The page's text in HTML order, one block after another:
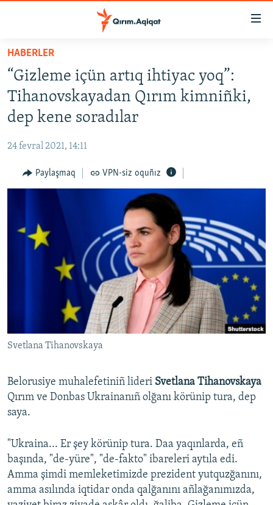
Esas
qaytmaq
Baş
navigatsiyağa
qaytmaq
Qıdıruvğa
HABERLER
SİYASET
İQTİSADİYAT
MEDENİYET
İNSAN AQLARI
BLOGLAR
Українською
QOŞULIÑIZ!
HABERLER
“Gizleme içün artıq ihtiyac yoq”:
Tihanovskayadan Qırım kimniñki,
dep kene soradılar
24 fevral 2021, 14:11
Paylaşmaq VPN-siz oquñız
Svetlana Tihanovskaya
Belorusiye muhalefetiniñ lideri Svetlana Tihanovskaya
Qırım ve Donbas Ukrainanıñ olğanı körünip tura, dep
saya.
"Ukraina... Er şey körünip tura. Daa yaqınlarda, eñ
başında, "de-yüre", "de-fakto" ibareleri aytıla edi.
Amma şimdi memleketimizde prezident yutquzğanını,
amma asılında iqtidar onda qalğanını añlağanımızda,